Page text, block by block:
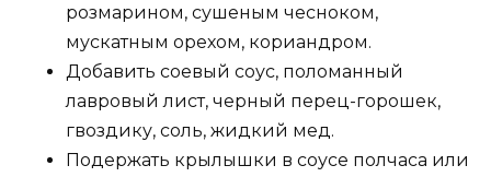
розмарином, сушеным чесноком,
мускатным орехом, кориандром.
Добавить соевый соус, поломанный
лавровый лист, черный перец-горошек,
гвоздику, соль, жидкий мед.
Подержать крылышки в соусе полчаса или